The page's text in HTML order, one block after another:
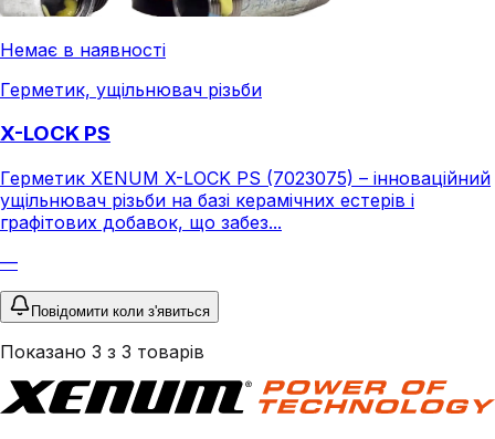
Немає в наявності
Герметик, ущільнювач різьби
X-LOCK PS
Герметик XENUM X-LOCK PS (7023075) – інноваційний
ущільнювач різьби на базі керамічних естерів і
графітових добавок, що забез...
—
Повідомити коли з'явиться
Показано 3 з 3 товарів